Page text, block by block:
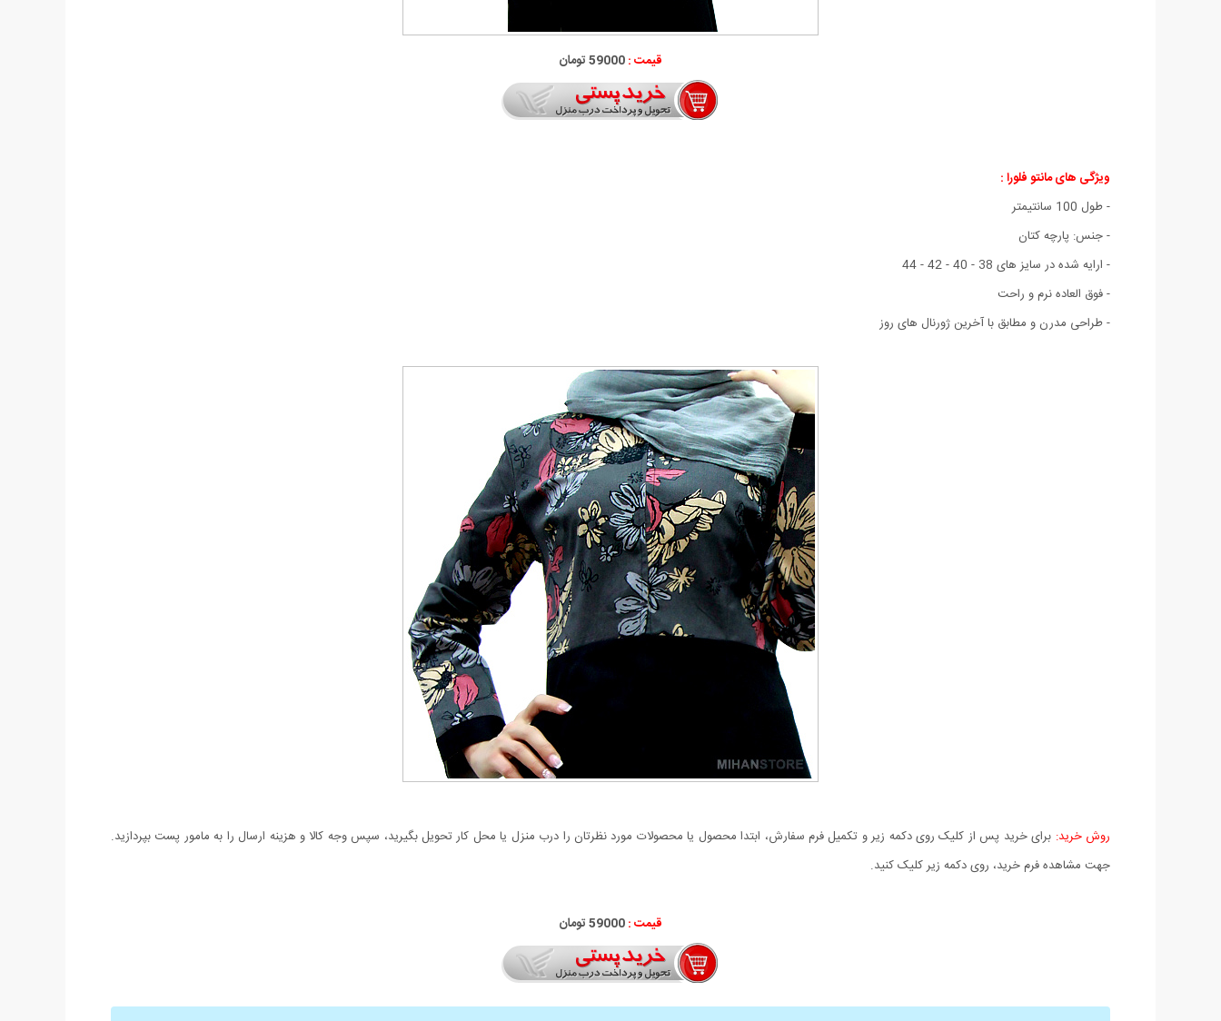
قیمت :59000 تومان
ویژگی های مانتو فلورا:
- طول 100 سانتیمتر
- جنس: پارچه کتان
- ارایه شده در سایز های 38 - 40 - 42 - 44
- فوق العاده نرم و راحت
- طراحی مدرن و مطابق با آخرین ژورنال های روز
روش خرید: برای خرید پس از کلیک روی دکمه زیر و تکمیل فرم سفارش، ابتدا محصول یا محصولات مورد نظرتان را درب منزل یا محل کار تحویل بگیرید، سپس وجه کالا و هزینه ارسال را به مامور پست بپردازید.
جهت مشاهده فرم خرید، روی دکمه زیر کلیک کنید.
قیمت :59000 تومان